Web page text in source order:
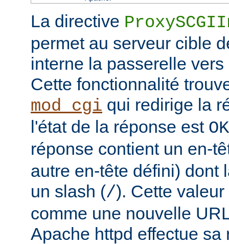
La directive
permet au serveur cible
interne la passerelle
Cette fonctionnalité
mod_cgi qui redirige la
l'état de la réponse est OK
réponse contient un en-
autre en-tête défini) dont
un slash (/). Cette
comme une nouvelle
Apache httpd effectue sa